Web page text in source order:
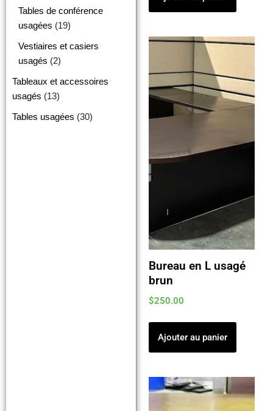
Tables de conférence
usagées (19)
Vestiaires et casiers
usagés (2)
Tableaux et accessoires
usagés (13)
Tables usagées (30)
Bureau en L usagé
brun
$250.00
Ajouter au panier